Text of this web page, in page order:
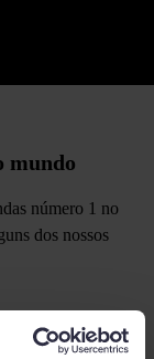
mundo
número 1 no
dos nossos